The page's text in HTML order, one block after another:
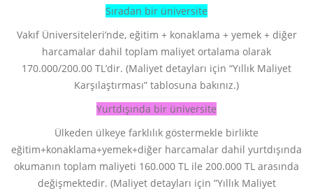
Sıradan bir üniversite
Vakıf Üniversiteleri’nde, eğitim + konaklama + yemek + diğer
harcamalar dahil toplam maliyet ortalama olarak
170.000/200.00 TL’dir. (Maliyet detayları için “Yıllık Maliyet
Karşılaştırması” tablosuna bakınız.)
Yurtdışında bir üniversite
Ülkeden ülkeye farklılık göstermekle birlikte
eğitim+konaklama+yemek+diğer harcamalar dahil yurtdışında
okumanın toplam maliyeti 160.000 TL ile 200.000 TL arasında
değişmektedir. (Maliyet detayları için ”Yıllık Maliyet